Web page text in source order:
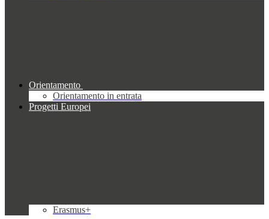
Orientamento
Orientamento in entrata
Progetti Europei
Erasmus+